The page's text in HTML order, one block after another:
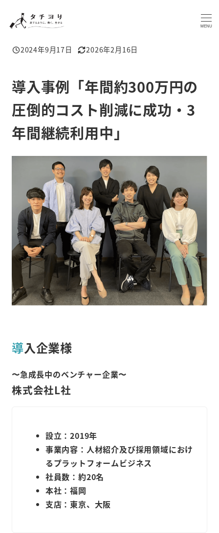
イ
MENU
投稿日
2024年9月17日
更新日
2026年2月16日
導入事例「年間約300万円の
圧倒的コスト削減に成功・3
年間継続利用中」
導入企業様
〜急成長中のベンチャー企業〜
株式会社L社
設立：2019年
事業内容：人材紹介及び採用領域におけ
るプラットフォームビジネス
社員数：約20名
本社：福岡
支店：東京、大阪